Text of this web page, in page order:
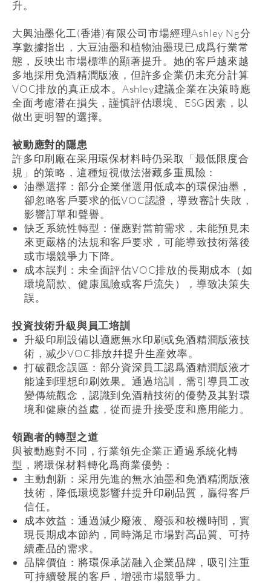
升。
大興油墨化工(香港)有限公司市場經理Ashley Ng分
享數據指出，大豆油墨和植物油墨現已成爲行業常
態，反映出市場標準的顯著提升。她的客戶越來越
多地採用免酒精潤版液，但許多企業仍未充分計算
VOC排放的真正成本。 Ashley建議企業在决策時應
全面考慮潜在損失，謹慎評估環境、 ESG因素，以
做出更明智的選擇。
被動應對的隱患
許多印刷廠在采用環保材料時仍采取「最低限度合
規」的策略，這種短視做法潜藏多重風險：
油墨選擇：部分企業僅選用低成本的環保油墨，
卻忽略客戶要求的低VOC認證，導致審計失敗，
影響訂單和聲譽。
缺乏系統性轉型：僅應對當前需求，未能預見未
來更嚴格的法規和客戶要求，可能導致技術落後
或市場競爭力下降。
成本誤判：未全面評估VOC排放的長期成本（如
環境罰款、健康風險或客戶流失），導致决策失
誤。
投資技術升級與員工培訓
升級印刷設備以適應無水印刷或免酒精潤版液技
術，减少VOC排放幷提升生産效率。
打破觀念誤區：部分資深員工認爲酒精潤版液才
能達到理想印刷效果。通過培訓，需引導員工改
變傳統觀念，認識到免酒精技術的優勢及其對環
境和健康的益處，從而提升接受度和應用能力。
領跑者的轉型之道
與被動應對不同，行業領先企業正通過系統化轉
型，將環保材料轉化爲商業優勢：
主動創新：采用先進的無水油墨和免酒精潤版液
技術，降低環境影響幷提升印刷品質，贏得客戶
信任。
成本效益：通過減少廢液、廢張和校機時間，實
現長期成本節約，同時滿足市場對高品質、可持
續產品的需求。
品牌價值：將環保承諾融入企業品牌，吸引注重
可持續發展的客戶，增强市場競爭力。